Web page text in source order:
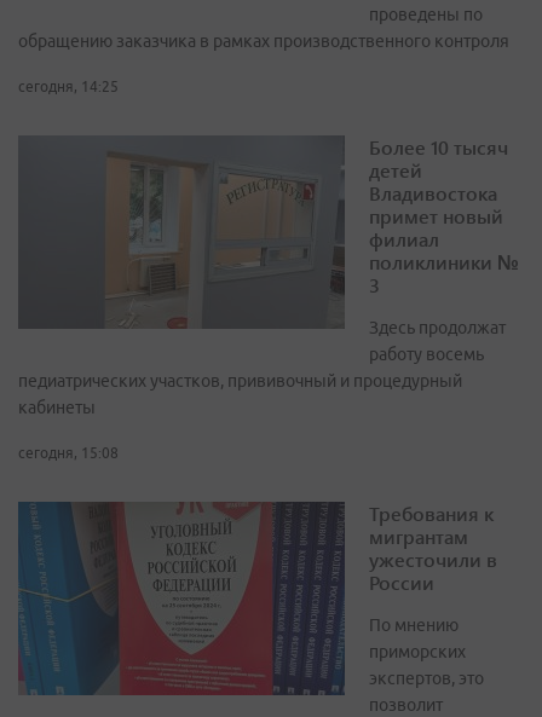
проведены по
обращению заказчика в рамках производственного контроля
сегодня, 14:25
Более 10 тысяч
детей
Владивостока
примет новый
филиал
поликлиники №
3
Здесь продолжат
работу восемь
педиатрических участков, прививочный и процедурный
кабинеты
сегодня, 15:08
Требования к
мигрантам
ужесточили в
России
По мнению
приморских
экспертов, это
позволит